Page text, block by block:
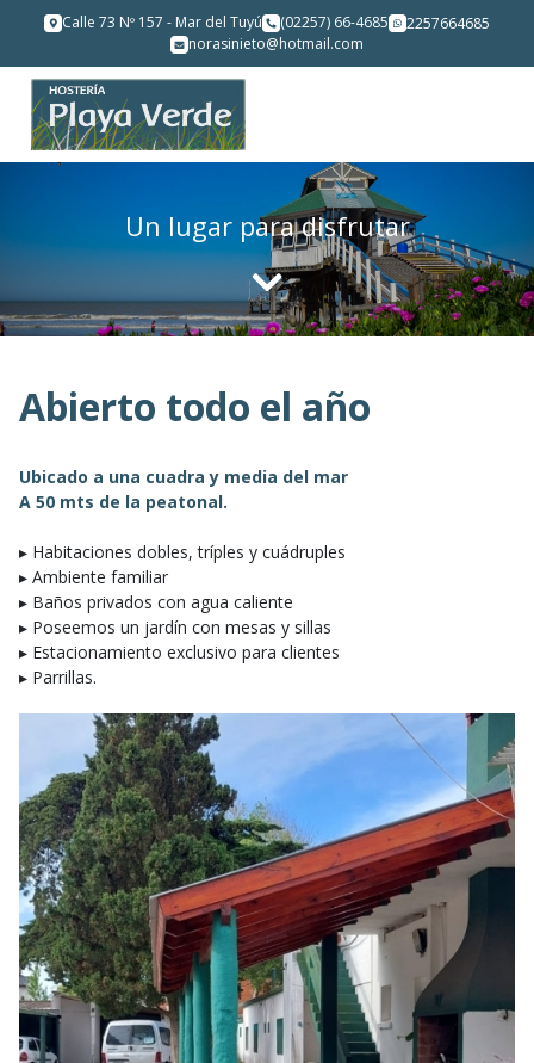
Calle 73 Nº 157 - Mar del Tuyú (02257) 66-4685
2257664685
norasinieto@hotmail.com
Un lugar para disfrutar
Abierto todo el año
Ubicado a una cuadra y media del mar
A 50 mts de la peatonal.
▸ Habitaciones dobles, tríples y cuádruples
▸ Ambiente familiar
▸ Baños privados con agua caliente
▸ Poseemos un jardín con mesas y sillas
▸ Estacionamiento exclusivo para clientes
▸ Parrillas.